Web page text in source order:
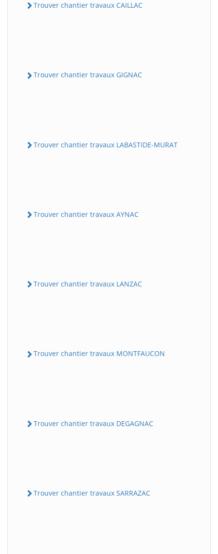
Trouver chantier travaux CAILLAC
Trouver chantier travaux GIGNAC
Trouver chantier travaux LABASTIDE-MURAT
Trouver chantier travaux AYNAC
Trouver chantier travaux LANZAC
Trouver chantier travaux MONTFAUCON
Trouver chantier travaux DEGAGNAC
Trouver chantier travaux SARRAZAC